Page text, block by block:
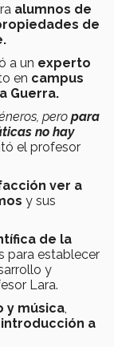
alumnos de
de
a un experto
en campus
Guerra.
pero para
no hay
el profesor
ver a
y sus
de la
para establecer
y
Lara.
y música
introducción a